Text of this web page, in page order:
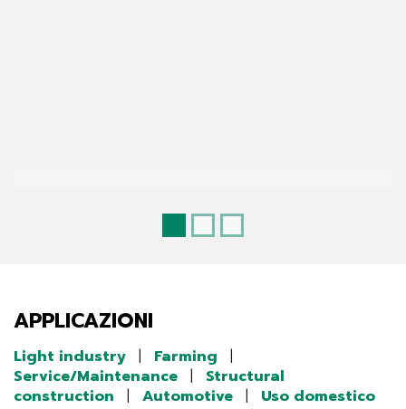
APPLICAZIONI
Light industry Farming
Service/Maintenance
Structural
construction
Automotive Uso domestico